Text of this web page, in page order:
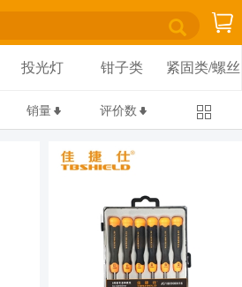
投光灯 钳子类 紧固类/螺
销量 评价数